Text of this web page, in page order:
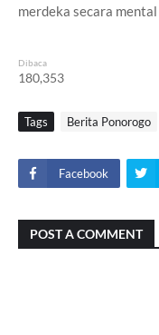
merdeka secara
Dibaca
180,353
Tags Berita Ponorogo
Facebook
POST A COMMENT